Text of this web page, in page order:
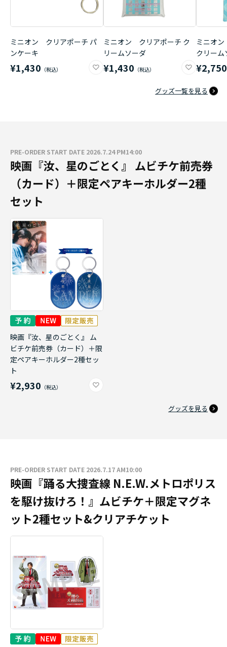
ミニオン クリアポーチ パ
ンケーキ
¥1,430
ミニオン クリアポーチ ク
リームソーダ
¥1,430
ミニオ
クリーム
¥2,750
グッズ一覧を見る
PRE-ORDER START DATE 2026.7.24 PM14:00
映画『汝、星のごとく』 ムビチケ前売券
（カード）＋限定ペアキーホルダー2種
セット
映画『汝、星のごとく』 ム
ビチケ前売券（カード）＋限
定ペアキーホルダー2種セッ
ト
¥2,930
グッズを見る
PRE-ORDER START DATE 2026.7.17 AM10:00
映画『踊る大捜査線 N.E.W.メトロポリス
を駆け抜けろ！』ムビチケ＋限定マグネ
ット2種セット&クリアチケット